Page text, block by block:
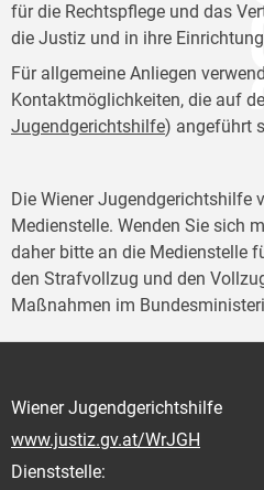
für die Rechtspflege und das
die Justiz und in ihre
Für allgemeine Anliegen
Kontaktmöglichkeiten, die auf
Jugendgerichtshilfe) angeführt
Die Wiener Jugendgerichtshilfe
Medienstelle. Wenden Sie sich
daher bitte an die Medienstelle
den Strafvollzug und den
Maßnahmen im
Wiener Jugendgerichtshilfe
www.justiz.gv.at/WrJGH
Dienststelle: